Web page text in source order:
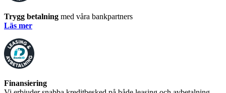
Trygg betalning med våra bankpartners
Läs mer
Finansiering